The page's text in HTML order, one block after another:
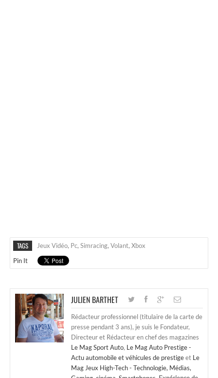
TAGS Jeux Vidéo, Pc, Simracing, Volant, Xbox
Pin It
JULIEN BARTHET
Rédacteur professionnel (titulaire de la carte de
presse pendant 3 ans), je suis le Fondateur,
Directeur et Rédacteur en chef des magazines
Le Mag Sport Auto, Le Mag Auto Prestige -
Actu automobile et véhicules de prestigeet Le
Mag Jeux High-Tech - Technologie, Médias,